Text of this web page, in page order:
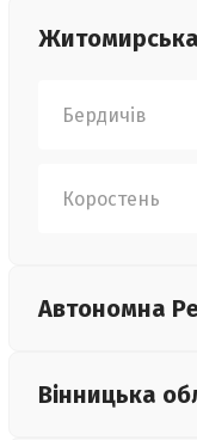
Житомирська
Бердичів
Коростень
Автономна
Вінницька